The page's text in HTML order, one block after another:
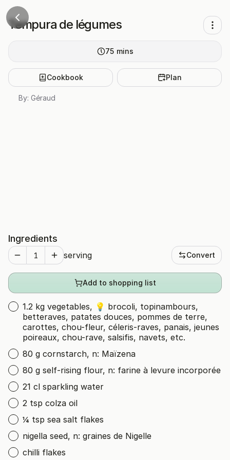
Tempura de légumes
75 mins
Cookbook Plan
By: Géraud
Ingredients
serving Convert
Add to shopping list
1.2 kg vegetables, 💡 brocoli, topinambours,
betteraves, patates douces, pommes de terre,
carottes, chou-fleur, céleris-raves, panais, jeunes
poireaux, chou-rave, salsifis, navets, etc.
80 g cornstarch, n: Maïzena
80 g self-rising flour, n: farine à levure incorporée
21 cl sparkling water
2 tsp colza oil
¼ tsp sea salt flakes
nigella seed, n: graines de Nigelle
chilli flakes